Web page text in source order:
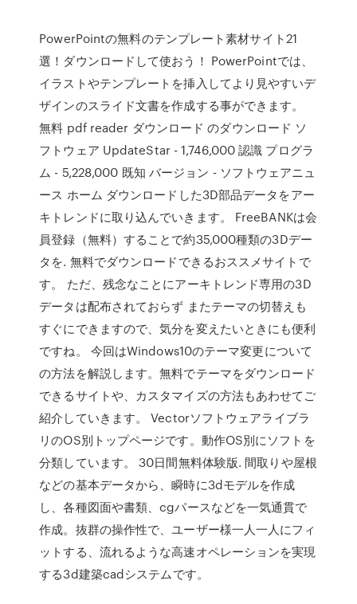
PowerPointの無料のテンプレート素材サイト21
選！ダウンロードして使おう！ PowerPointでは、
イラストやテンプレートを挿入してより見やすいデ
ザインのスライド文書を作成する事ができます。
無料 pdf reader ダウンロード のダウンロード ソ
フトウェア UpdateStar - 1,746,000 認識 プログラ
ム - 5,228,000 既知 バージョン - ソフトウェアニュ
ース ホーム ダウンロードした3D部品データをアー
キトレンドに取り込んでいきます。 FreeBANKは会
員登録（無料）することで約35,000種類の3Dデー
タを. 無料でダウンロードできるおススメサイトで
す。 ただ、残念なことにアーキトレンド専用の3D
データは配布されておらず またテーマの切替えも
すぐにできますので、気分を変えたいときにも便利
ですね。 今回はWindows10のテーマ変更について
の方法を解説します。無料でテーマをダウンロード
できるサイトや、カスタマイズの方法もあわせてご
紹介していきます。 Vectorソフトウェアライブラ
リのOS別トップページです。動作OS別にソフトを
分類しています。 30日間無料体験版. 間取りや屋根
などの基本データから、瞬時に3dモデルを作成
し、各種図面や書類、cgパースなどを一気通貫で
作成。抜群の操作性で、ユーザー様一人一人にフィ
ットする、流れるような高速オペレーションを実現
する3d建築cadシステムです。